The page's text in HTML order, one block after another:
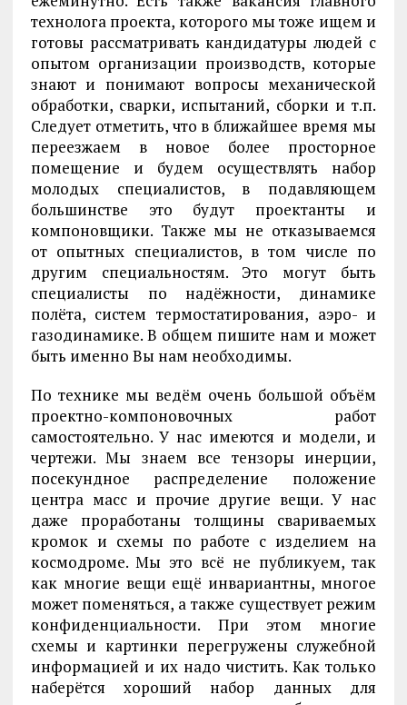
технолога проекта, которого мы тоже ищем и
готовы рассматривать кандидатуры людей с
опытом организации производств, которые
знают и понимают вопросы механической
обработки, сварки, испытаний, сборки и т.п.
Следует отметить, что в ближайшее время мы
переезжаем в новое более просторное
помещение и будем осуществлять набор
молодых специалистов, в подавляющем
большинстве это будут проектанты и
компоновщики. Также мы не отказываемся
от опытных специалистов, в том числе по
другим специальностям. Это могут быть
специалисты по надёжности, динамике
полёта, систем термостатирования, аэро- и
газодинамике. В общем пишите нам и может
быть именно Вы нам необходимы.
По технике мы ведём очень большой объём
проектно-компоновочных работ
самостоятельно. У нас имеются и модели, и
чертежи. Мы знаем все тензоры инерции,
посекундное распределение положение
центра масс и прочие другие вещи. У нас
даже проработаны толщины свариваемых
кромок и схемы по работе с изделием на
космодроме. Мы это всё не публикуем, так
как многие вещи ещё инвариантны, многое
может поменяться, а также существует режим
конфиденциальности. При этом многие
схемы и картинки перегружены служебной
информацией и их надо чистить. Как только
наберётся хороший набор данных для